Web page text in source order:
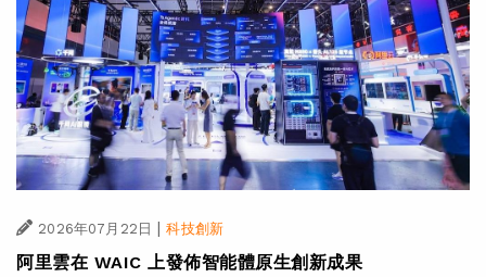
2026年07月22日 | 科技創新
阿里雲在 WAIC 上發佈智能體原生創新成果